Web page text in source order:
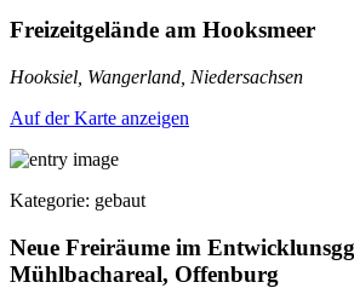
Freizeitgelände am Hooksmeer
Hooksiel, Wangerland, Niedersachsen
Auf der Karte anzeigen
Kategorie: gebaut
Neue Freiräume im
Mühlbachareal, Offenburg